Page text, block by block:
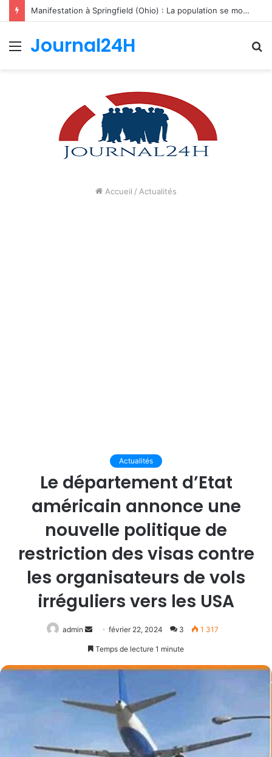
Manifestation à Springfield (Ohio) : La population se mobilise pour les Haïtiens face au TPS et aux bracelets électroniques
Menu
Journal24H
Accueil / Actualités
Actualités
Le département d’Etat
américain annonce une
nouvelle politique de
restriction des visas contre
les organisateurs de vols
irréguliers vers les USA
admin
Envoyer
un
février 22, 2024 3 1 317
Temps de lecture 1 minute